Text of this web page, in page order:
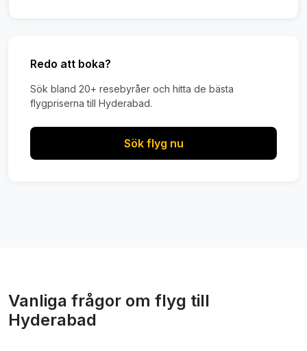
Redo att boka?
Sök bland 20+ resebyråer och hitta de bästa
flygpriserna till Hyderabad.
Sök flyg nu
Vanliga frågor om flyg till
Hyderabad